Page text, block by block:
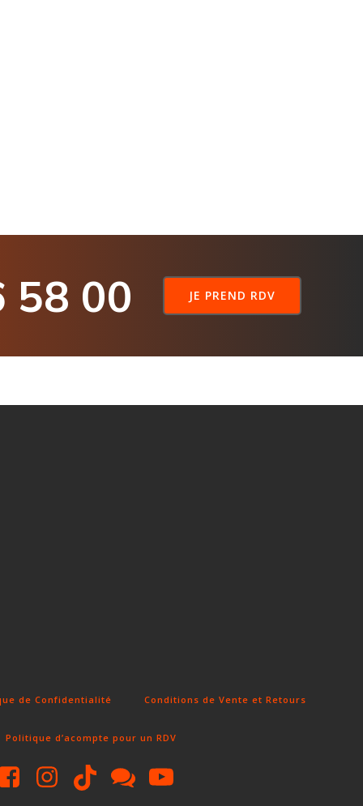
58 00 JE PREND RDV
de Confidentialité Conditions de Vente et Retours
Politique d’acompte pour un RDV